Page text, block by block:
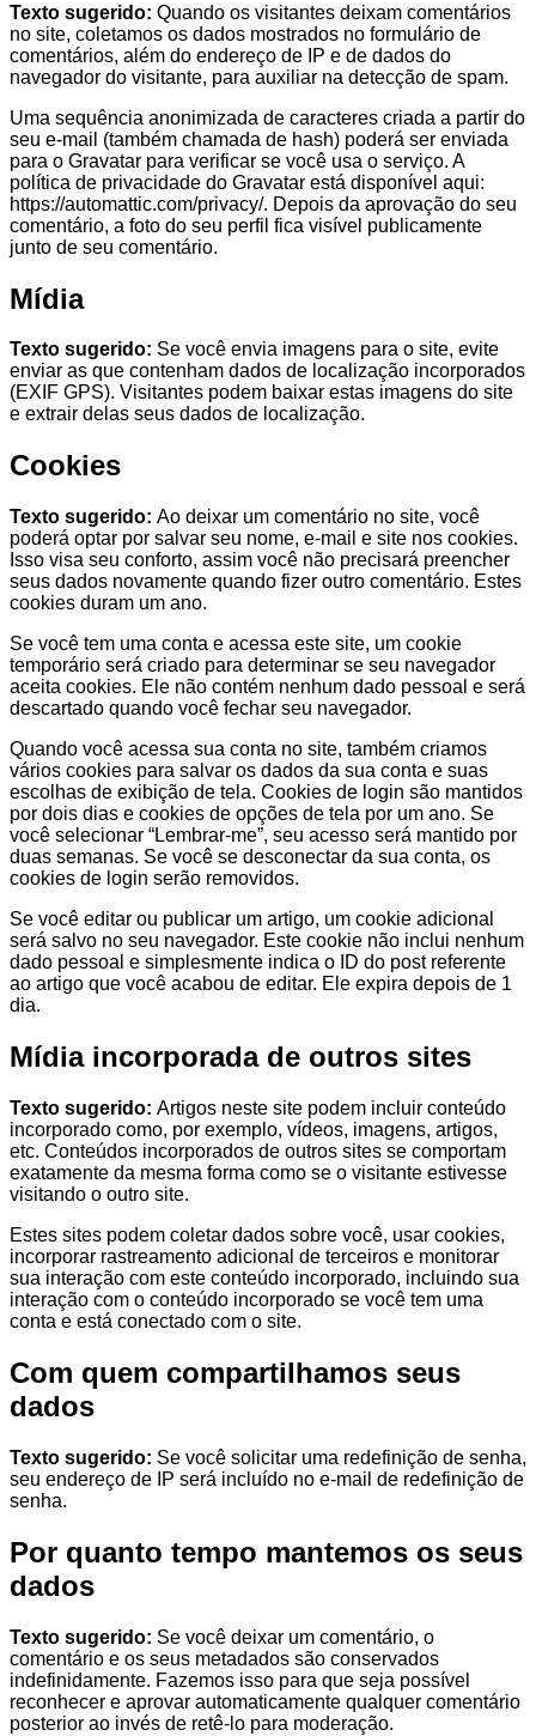
Texto sugerido: Quando os visitantes deixam comentários
no site, coletamos os dados mostrados no formulário de
comentários, além do endereço de IP e de dados do
navegador do visitante, para auxiliar na detecção de spam.
Uma sequência anonimizada de caracteres criada a partir do
seu e-mail (também chamada de hash) poderá ser enviada
para o Gravatar para verificar se você usa o serviço. A
política de privacidade do Gravatar está disponível aqui:
https://automattic.com/privacy/. Depois da aprovação do seu
comentário, a foto do seu perfil fica visível publicamente
junto de seu comentário.
Mídia
Texto sugerido: Se você envia imagens para o site, evite
enviar as que contenham dados de localização incorporados
(EXIF GPS). Visitantes podem baixar estas imagens do site
e extrair delas seus dados de localização.
Cookies
Texto sugerido: Ao deixar um comentário no site, você
poderá optar por salvar seu nome, e-mail e site nos cookies.
Isso visa seu conforto, assim você não precisará preencher
seus dados novamente quando fizer outro comentário. Estes
cookies duram um ano.
Se você tem uma conta e acessa este site, um cookie
temporário será criado para determinar se seu navegador
aceita cookies. Ele não contém nenhum dado pessoal e será
descartado quando você fechar seu navegador.
Quando você acessa sua conta no site, também criamos
vários cookies para salvar os dados da sua conta e suas
escolhas de exibição de tela. Cookies de login são mantidos
por dois dias e cookies de opções de tela por um ano. Se
você selecionar “Lembrar-me”, seu acesso será mantido por
duas semanas. Se você se desconectar da sua conta, os
cookies de login serão removidos.
Se você editar ou publicar um artigo, um cookie adicional
será salvo no seu navegador. Este cookie não inclui nenhum
dado pessoal e simplesmente indica o ID do post referente
ao artigo que você acabou de editar. Ele expira depois de 1
dia.
Mídia incorporada de outros sites
Texto sugerido: Artigos neste site podem incluir conteúdo
incorporado como, por exemplo, vídeos, imagens, artigos,
etc. Conteúdos incorporados de outros sites se comportam
exatamente da mesma forma como se o visitante estivesse
visitando o outro site.
Estes sites podem coletar dados sobre você, usar cookies,
incorporar rastreamento adicional de terceiros e monitorar
sua interação com este conteúdo incorporado, incluindo sua
interação com o conteúdo incorporado se você tem uma
conta e está conectado com o site.
Com quem compartilhamos seus
dados
Texto sugerido: Se você solicitar uma redefinição de senha,
seu endereço de IP será incluído no e-mail de redefinição de
senha.
Por quanto tempo mantemos os seus
dados
Texto sugerido: Se você deixar um comentário, o
comentário e os seus metadados são conservados
indefinidamente. Fazemos isso para que seja possível
reconhecer e aprovar automaticamente qualquer comentário
posterior ao invés de retê-lo para moderação.